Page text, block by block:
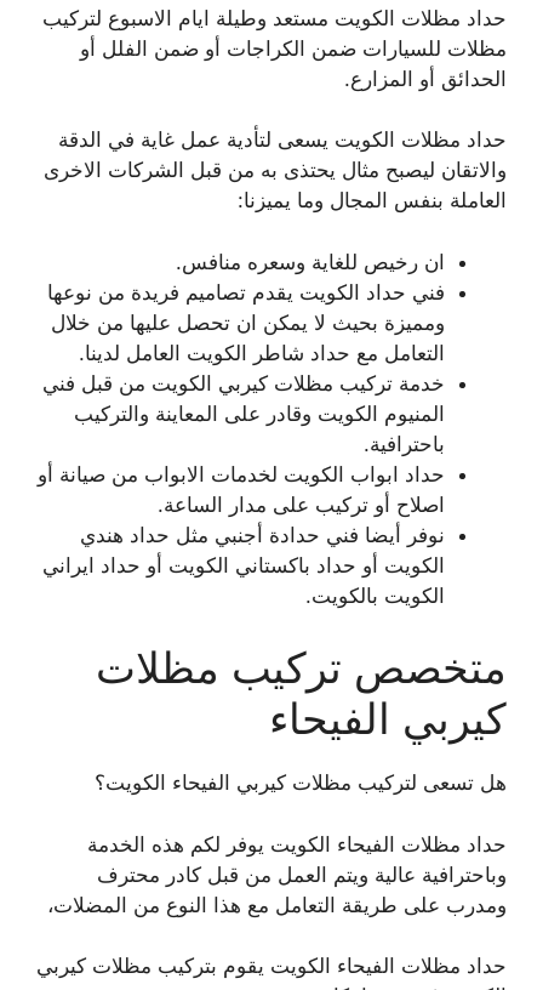
حداد مظلات الكويت مستعد وطيلة ايام الاسبوع لتركيب
مظلات للسيارات ضمن الكراجات أو ضمن الفلل أو
الحدائق أو المزارع.
حداد مظلات الكويت يسعى لتأدية عمل غاية في الدقة
والاتقان ليصبح مثال يحتذى به من قبل الشركات الاخرى
العاملة بنفس المجال وما يميزنا:
ان رخيص للغاية وسعره منافس.
فني حداد الكويت يقدم تصاميم فريدة من نوعها
ومميزة بحيث لا يمكن ان تحصل عليها من خلال
التعامل مع حداد شاطر الكويت العامل لدينا.
خدمة تركيب مظلات كيربي الكويت من قبل فني
المنيوم الكويت وقادر على المعاينة والتركيب
باحترافية.
حداد ابواب الكويت لخدمات الابواب من صيانة أو
اصلاح أو تركيب على مدار الساعة.
نوفر أيضا فني حدادة أجنبي مثل حداد هندي
الكويت أو حداد باكستاني الكويت أو حداد ايراني
الكويت بالكويت.
متخصص تركيب مظلات
كيربي الفيحاء
هل تسعى لتركيب مظلات كيربي الفيحاء الكويت؟
حداد مظلات الفيحاء الكويت يوفر لكم هذه الخدمة
وباحترافية عالية ويتم العمل من قبل كادر محترف
ومدرب على طريقة التعامل مع هذا النوع من المضلات،
حداد مظلات الفيحاء الكويت يقوم بتركيب مظلات كيربي